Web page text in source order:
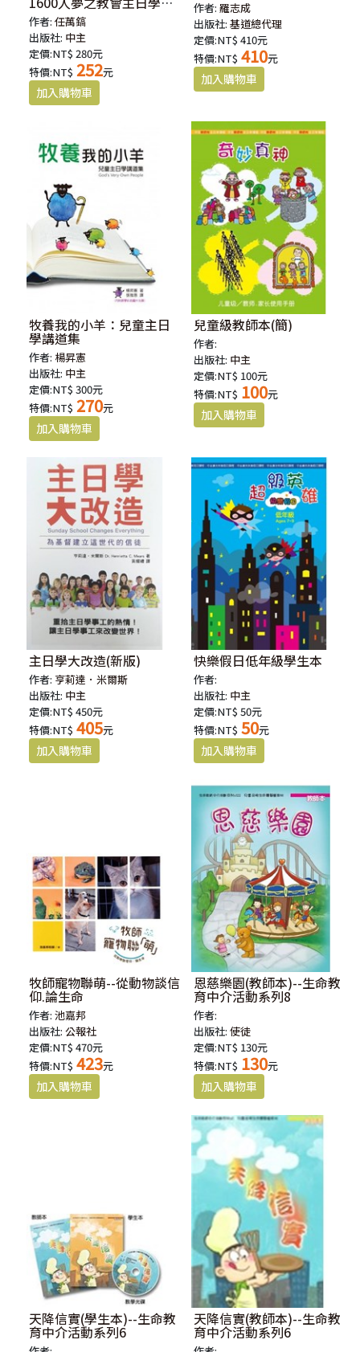
復興奇蹟
作者:任萬鎬
出版社: 中主
定價:NT$ 280元
特價:NT$ 252元
作者:羅志成
出版社:基道總代理
定價:NT$ 410元
特價:NT$ 410元
牧養我的小羊：兒童主日
學講道集
作者: 楊昇憲
出版社: 中主
定價:NT$ 300元
特價:NT$ 270元
兒童級教師本(簡)
作者:
出版社: 中主
定價:NT$ 100元
特價:NT$ 100元
主日學大改造(新版)
作者: 亨莉達．米爾斯
出版社: 中主
定價:NT$ 450元
特價:NT$ 405元
快樂假日低年級學生本
作者:
出版社: 中主
定價:NT$ 50元
特價:NT$ 50元
牧師寵物聯萌--從動物談信
仰.論生命
作者:池嘉邦
出版社:公報社
定價:NT$ 470元
特價:NT$ 423元
恩慈樂園(教師本)--生命教
育中介活動系列8
作者:
出版社:使徒
定價:NT$ 130元
特價:NT$ 130元
天降信實(學生本)--生命教
育中介活動系列6
天降信實(教師本)--生命教
育中介活動系列6